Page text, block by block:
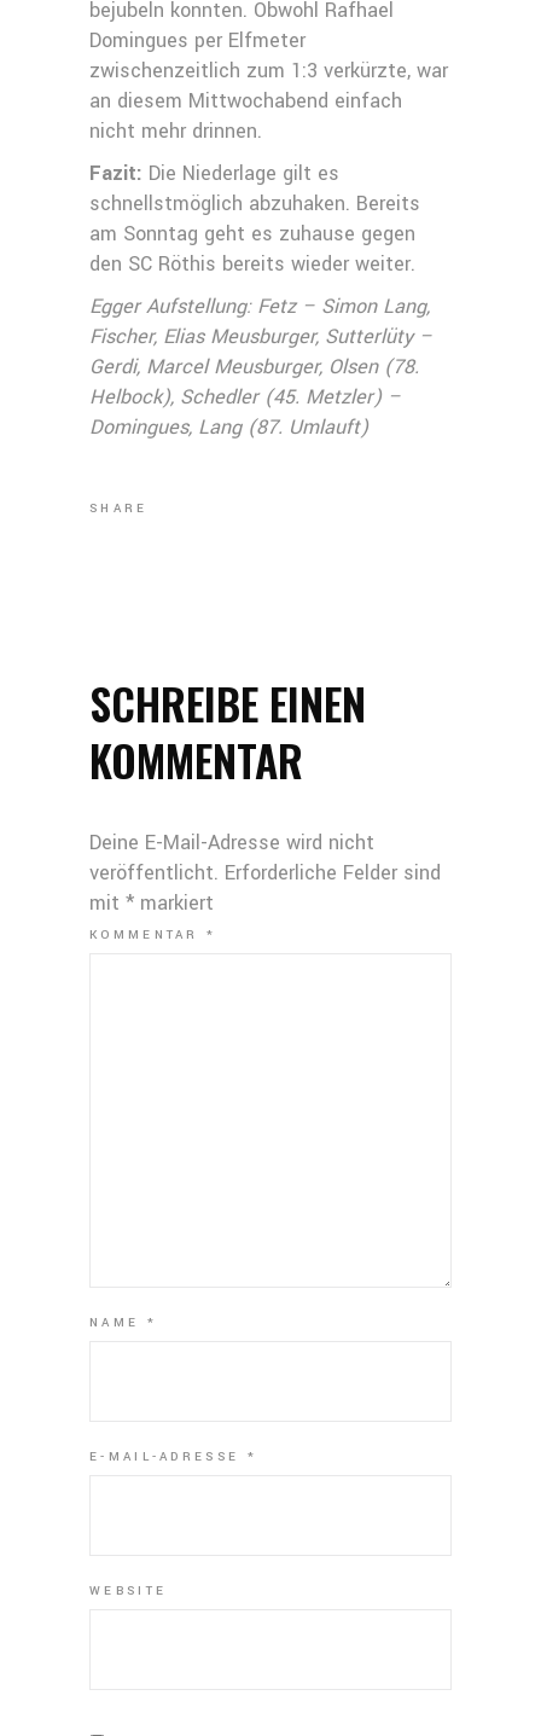
bejubeln konnten. Obwohl Rafhael
Domingues per Elfmeter
zwischenzeitlich zum 1:3 verkürzte, war
an diesem Mittwochabend einfach
nicht mehr drinnen.
Fazit: Die Niederlage gilt es
schnellstmöglich abzuhaken. Bereits
am Sonntag geht es zuhause gegen
den SC Röthis bereits wieder weiter.
Egger Aufstellung: Fetz – Simon Lang,
Fischer, Elias Meusburger, Sutterlüty –
Gerdi, Marcel Meusburger, Olsen (78.
Helbock), Schedler (45. Metzler) –
Domingues, Lang (87. Umlauft)
SHARE
SCHREIBE EINEN
KOMMENTAR
Deine E-Mail-Adresse wird nicht
veröffentlicht. Erforderliche Felder sind
mit * markiert
KOMMENTAR*
NAME *
E-MAIL-ADRESSE *
WEBSITE